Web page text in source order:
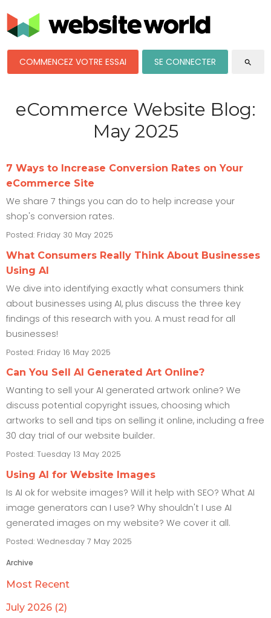
COMMENCEZ VOTRE ESSAI SE CONNECTER search
eCommerce Website Blog:
May 2025
7 Ways to Increase Conversion Rates on Your
eCommerce Site
We share 7 things you can do to help increase your
shop's conversion rates.
Posted: Friday 30 May 2025
What Consumers Really Think About Businesses
Using AI
We dive into identifying exactly what consumers think
about businesses using AI, plus discuss the three key
findings of this research with you. A must read for all
businesses!
Posted: Friday 16 May 2025
Can You Sell AI Generated Art Online?
Wanting to sell your AI generated artwork online? We
discuss potential copyright issues, choosing which
artworks to sell and tips on selling it online, including a free
30 day trial of our website builder.
Posted: Tuesday 13 May 2025
Using AI for Website Images
Is AI ok for website images? Will it help with SEO? What AI
image generators can I use? Why shouldn't I use AI
generated images on my website? We cover it all.
Posted: Wednesday 7 May 2025
Archive
Most Recent
July 2026 (2)